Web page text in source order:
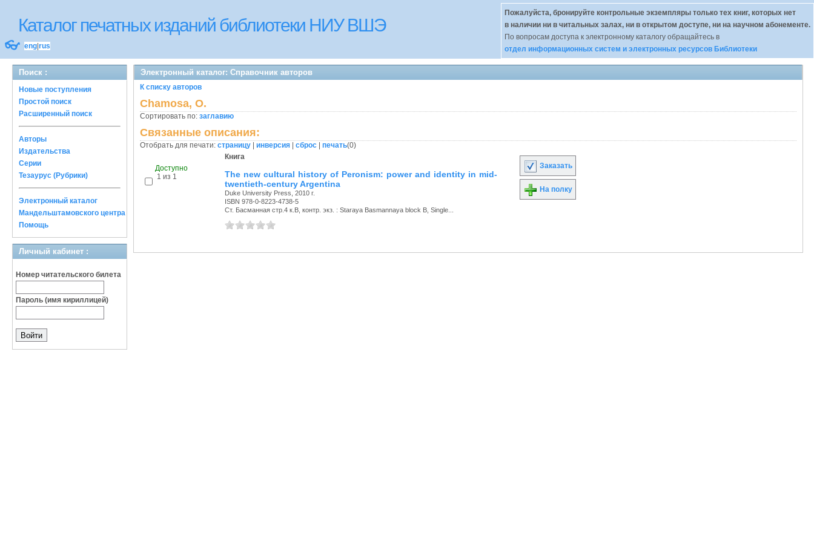
Каталог печатных изданий библиотеки НИУ ВШЭ
👓 eng rus
Пожалуйста, бронируйте контрольные экземпляры только тех книг, которых нет
в наличии ни в читальных залах, ни в открытом доступе, ни на научном абонементе.
По вопросам доступа к электронному каталогу обращайтесь в
отдел информационных систем и электронных ресурсов Библиотеки
Поиск :
Новые поступления
Простой поиск
Расширенный поиск
Авторы
Издательства
Серии
Тезаурус (Рубрики)
Электронный каталог
Мандельштамовского центра
Помощь
Личный кабинет :
Номер читательского билета
Пароль (имя кириллицей)
Электронный каталог: Справочник авторов
К списку авторов
Chamosa, O.
Сортировать по: заглавию
Связанные описания:
Отобрать для печати: страницу инверсия сброс печать(0)
Доступно
1 из 1
Книга
The new cultural history of Peronism: power and identity in mid-
twentieth-century Argentina
Duke University Press, 2010 г.
ISBN 978-0-8223-4738-5
Ст. Басманная стр.4 к.В, контр. экз. : Staraya Basmannaya block B, Single...
Заказать
На полку